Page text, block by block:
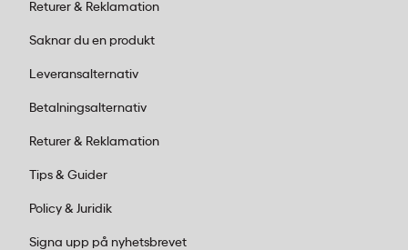
Returer & Reklamation
Saknar du en produkt
Leveransalternativ
Betalningsalternativ
Returer & Reklamation
Tips & Guider
Policy & Juridik
Signa upp på nyhetsbrevet